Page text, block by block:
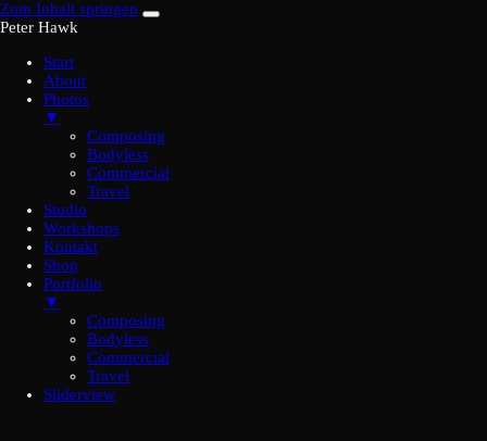
Zum Inhalt springen
Peter Hawk
Start
About
Photos
▼
Composing
Bodyless
Commercial
Travel
Studio
Workshops
Kontakt
Shop
Portfolio
▼
Composing
Bodyless
Commercial
Travel
Sliderview